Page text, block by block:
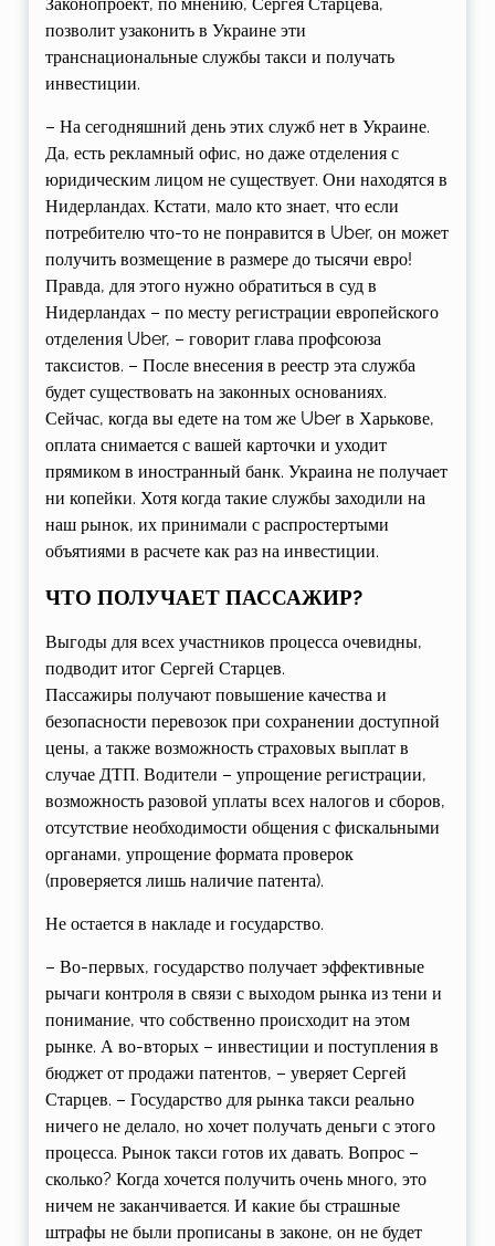
позволит узаконить в Украине эти
транснациональные службы такси и получать
инвестиции.
– На сегодняшний день этих служб нет в Украине.
Да, есть рекламный офис, но даже отделения с
юридическим лицом не существует. Они находятся в
Нидерландах. Кстати, мало кто знает, что если
потребителю что-то не понравится в Uber, он может
получить возмещение в размере до тысячи евро!
Правда, для этого нужно обратиться в суд в
Нидерландах – по месту регистрации европейского
отделения Uber, – говорит глава профсоюза
таксистов. – После внесения в реестр эта служба
будет существовать на законных основаниях.
Сейчас, когда вы едете на том же Uber в Харькове,
оплата снимается с вашей карточки и уходит
прямиком в иностранный банк. Украина не получает
ни копейки. Хотя когда такие службы заходили на
наш рынок, их принимали с распростертыми
объятиями в расчете как раз на инвестиции.
ЧТО ПОЛУЧАЕТ ПАССАЖИР?
Выгоды для всех участников процесса очевидны,
подводит итог Сергей Старцев.
Пассажиры получают повышение качества и
безопасности перевозок при сохранении доступной
цены, а также возможность страховых выплат в
случае ДТП. Водители – упрощение регистрации,
возможность разовой уплаты всех налогов и сборов,
отсутствие необходимости общения с фискальными
органами, упрощение формата проверок
(проверяется лишь наличие патента).
Не остается в накладе и государство.
– Во-первых, государство получает эффективные
рычаги контроля в связи с выходом рынка из тени и
понимание, что собственно происходит на этом
рынке. А во-вторых – инвестиции и поступления в
бюджет от продажи патентов, – уверяет Сергей
Старцев. – Государство для рынка такси реально
ничего не делало, но хочет получать деньги с этого
процесса. Рынок такси готов их давать. Вопрос –
сколько? Когда хочется получить очень много, это
ничем не заканчивается. И какие бы страшные
штрафы не были прописаны в законе, он не будет